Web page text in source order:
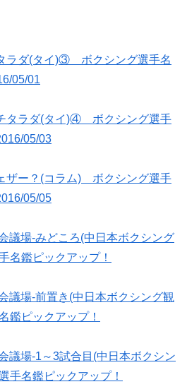
ラダ(タイ)③ ボクシング選手名
05/01
タラダ(タイ)④ ボクシング選手
05/03
ザー？(コラム) ボクシング選手
05/05
議場-みどころ(中日本ボクシング
鑑ピックアップ！
議場-前置き(中日本ボクシング観
ピックアップ！
議場-1～3試合目(中日本ボクシン
名鑑ピックアップ！